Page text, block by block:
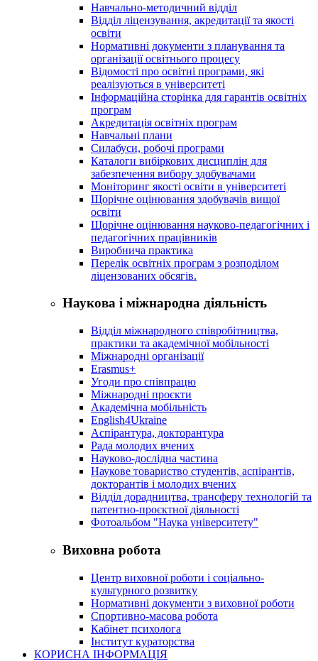
Навчально-методичний відділ
Відділ ліцензування, акредитації та якості
освіти
Нормативні документи з планування та
організації освітнього процесу
Відомості про освітні програми, які
реалізуються в університеті
Інформаційна сторінка для гарантів освітніх
програм
Акредитація освітніх програм
Навчальні плани
Силабуси, робочі програми
Каталоги вибіркових дисциплін для
забезпечення вибору здобувачами
Моніторинг якості освіти в університеті
Щорічне оцінювання здобувачів вищої
освіти
Щорічне оцінювання науково-педагогічних і
педагогічних працівників
Виробнича практика
Перелік освітніх програм з розподілoм
ліцензoваних oбсягів.
Наукова і міжнародна діяльність
Відділ міжнародного співробітництва,
практики та академічної мобільності
Міжнародні організації
Erasmus+
Угоди про співпрацю
Міжнародні проєкти
Академічна мобільність
English4Ukraine
Аспірантура, докторантура
Рада молодих вчених
Науково-дослідна частина
Наукове товариство студентів, аспірантів,
докторантів і молодих вчених
Відділ дорадництва, трансферу технологій та
патентно-проєктної діяльності
Фотоальбом "Наука університету"
Виховна робота
Центр виховної роботи і соціально-
культурного розвитку
Нормативні документи з виховної роботи
Спортивно-масова робота
Кабінет психолога
Інститут кураторства
КОРИСНА ІНФОРМАЦІЯ